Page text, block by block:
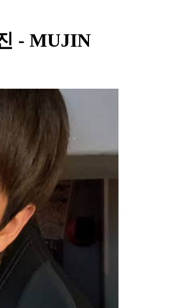
- MUJIN